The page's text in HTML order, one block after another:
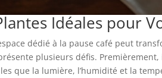
Idéales pour
dédié à la pause café peut
plusieurs défis.
que la lumière, l’humidité et la